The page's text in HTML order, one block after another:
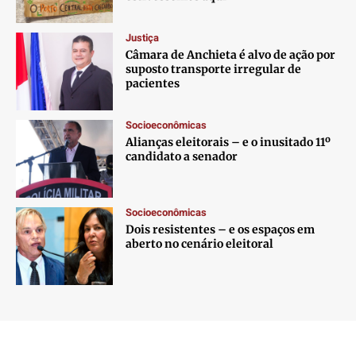
Justiça
Câmara de Anchieta é alvo de ação por
suposto transporte irregular de
pacientes
Socioeconômicas
Alianças eleitorais – e o inusitado 11º
candidato a senador
Socioeconômicas
Dois resistentes – e os espaços em
aberto no cenário eleitoral